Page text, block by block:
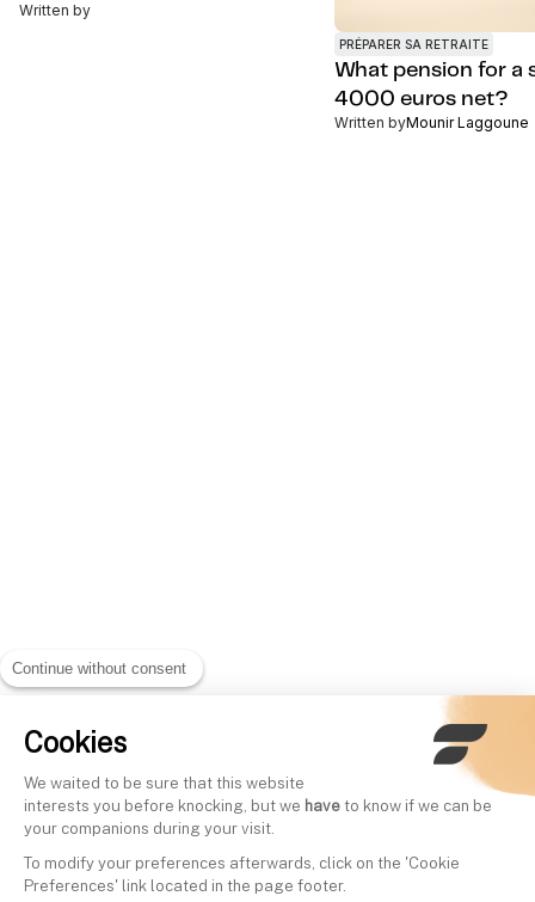
Continue without consent
Cookies
We waited to be sure that this website
interests you before knocking, but we have to know if we can be
your companions during your visit.
To modify your preferences afterwards, click on the 'Cookie
Preferences' link located in the page footer.
Written by
PRÉPARER SA RETRAITE
What pension for a
4000 euros net?
Written byMounir Laggoune